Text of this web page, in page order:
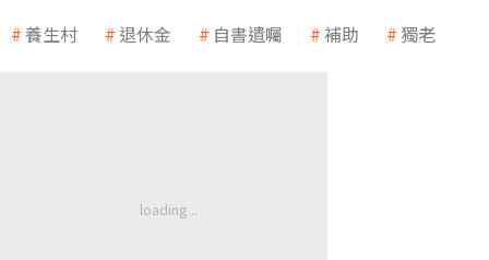
養生村 退休金 自書遺囑 補助 獨老